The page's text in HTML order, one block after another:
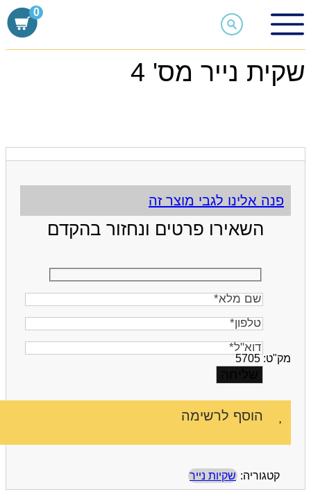
Skip
to
content
0
חנות מוצרי אריזה
שקית נייר מס' 4
פנה אלינו לגבי מוצר זה
השאירו פרטים ונחזור בהקדם
שם
טלפון
דוא"ל
הוסף לרשימה
מק"ט:5705
קטגוריה: שקיות נייר